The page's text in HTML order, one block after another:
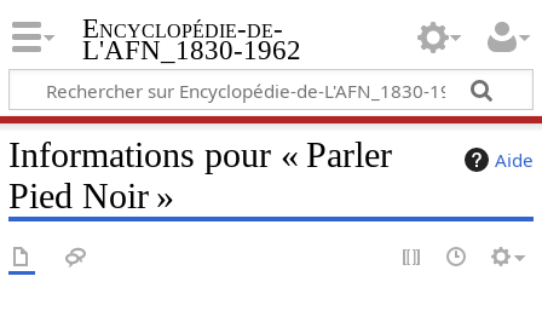
Encyclopédie-de-
L'AFN_1830-1962
Aide
Informations pour « Parler
Pied Noir »